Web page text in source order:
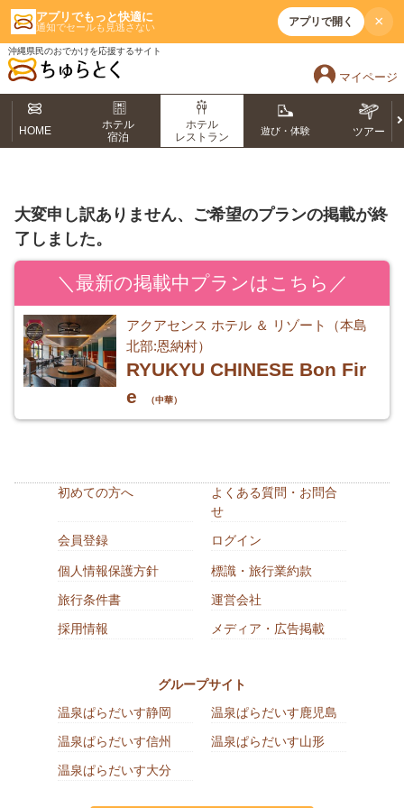
アプリでもっと快適に
通知でセールも見逃さない アプリで開く ×
沖縄県民のおでかけを応援するサイト
マイページ
HOME
ホテル
宿泊
ホテル
レストラン
遊び・体験 ツアー
大変申し訳ありません、ご希望のプランの掲載が終
了しました。
＼最新の掲載中プランはこちら／
アクアセンス ホテル ＆ リゾート（本島
北部:恩納村）
RYUKYU CHINESE Bon Fir
e
（中華）
初めての方へ
よくある質問・お問合
せ
会員登録
ログイン
個人情報保護方針
標識・旅行業約款
旅行条件書
運営会社
採用情報
メディア・広告掲載
グループサイト
温泉ぱらだいす静岡
温泉ぱらだいす鹿児島
温泉ぱらだいす信州
温泉ぱらだいす山形
温泉ぱらだいす大分